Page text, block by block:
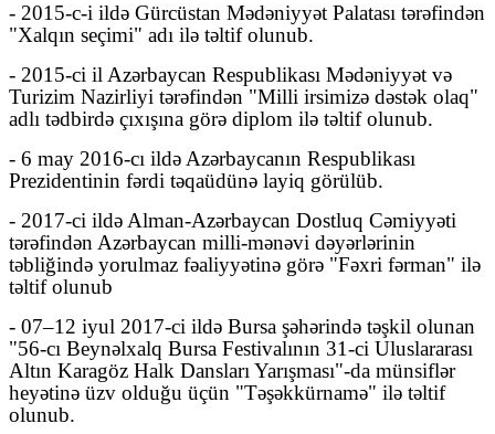
- 2015-c-i ildə Gürcüstan Mədəniyyət Palatası tərəfindən
"Xalqın seçimi" adı ilə təltif olunub.
- 2015-ci il Azərbaycan Respublikası Mədəniyyət və
Turizim Nazirliyi tərəfindən "Milli irsimizə dəstək olaq"
adlı tədbirdə çıxışına görə diplom ilə təltif olunub.
- 6 may 2016-cı ildə Azərbaycanın Respublikası
Prezidentinin fərdi təqaüdünə layiq görülüb.
- 2017-ci ildə Alman-Azərbaycan Dostluq Cəmiyyəti
tərəfindən Azərbaycan milli-mənəvi dəyərlərinin
təbliğində yorulmaz fəaliyyətinə görə "Fəxri fərman" ilə
təltif olunub
- 07–12 iyul 2017-ci ildə Bursa şəhərində təşkil olunan
"56-cı Beynəlxalq Bursa Festivalının 31-ci Uluslararası
Altın Karagöz Halk Dansları Yarışması"-da münsiflər
heyətinə üzv olduğu üçün "Təşəkkürnamə" ilə təltif
olunub.